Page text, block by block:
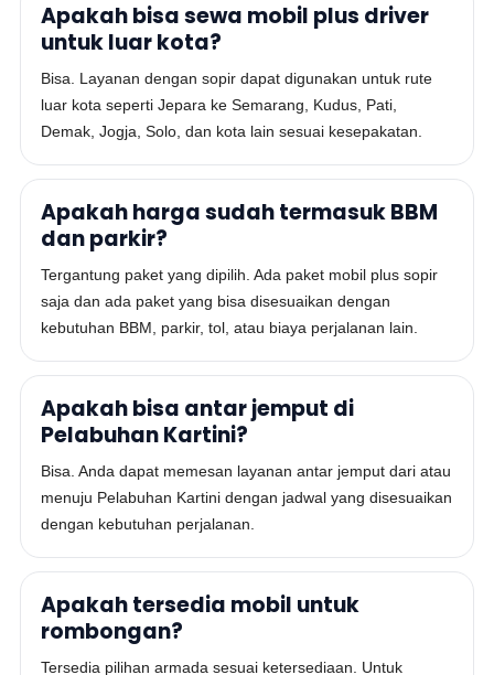
Apakah bisa sewa mobil plus driver
untuk luar kota?
Bisa. Layanan dengan sopir dapat digunakan untuk rute
luar kota seperti Jepara ke Semarang, Kudus, Pati,
Demak, Jogja, Solo, dan kota lain sesuai kesepakatan.
Apakah harga sudah termasuk BBM
dan parkir?
Tergantung paket yang dipilih. Ada paket mobil plus sopir
saja dan ada paket yang bisa disesuaikan dengan
kebutuhan BBM, parkir, tol, atau biaya perjalanan lain.
Apakah bisa antar jemput di
Pelabuhan Kartini?
Bisa. Anda dapat memesan layanan antar jemput dari atau
menuju Pelabuhan Kartini dengan jadwal yang disesuaikan
dengan kebutuhan perjalanan.
Apakah tersedia mobil untuk
rombongan?
Tersedia pilihan armada sesuai ketersediaan. Untuk